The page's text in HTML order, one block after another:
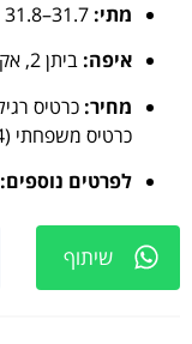
מתי:
איפה: ביתן 2, אקספו תל אביב
מחיר:
כרטיס משפחתי (4 נפשות) – 436 ₪
לפרטים נוספים:
שיתוף